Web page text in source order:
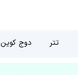
تتر دوج کوین